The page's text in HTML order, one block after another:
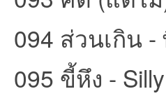
094 ส่วนเกิน -
095 ขี้หึง -